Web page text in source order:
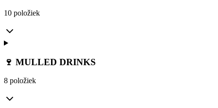
10 položiek
🍷 MULLED DRINKS
8 položiek